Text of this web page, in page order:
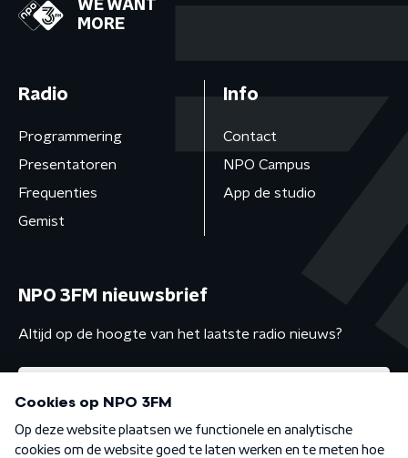
WE WANT
MORE
Radio
Programmering
Presentatoren
Frequenties
Gemist
Info
Contact
NPO Campus
App de studio
NPO 3FM nieuwsbrief
Altijd op de hoogte van het laatste radio nieuws?